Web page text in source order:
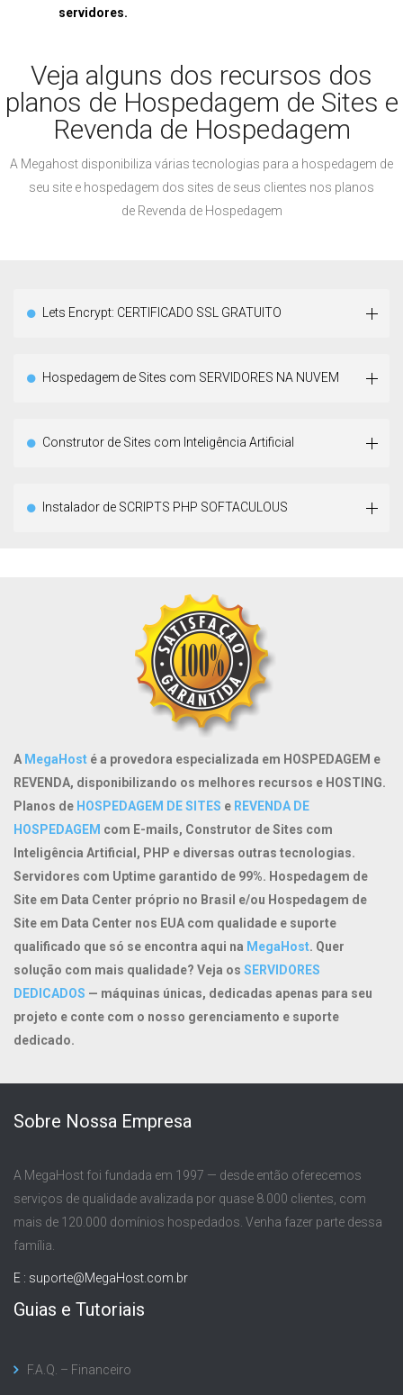
servidores.
Veja alguns dos recursos dos
planos de Hospedagem de Sites e
Revenda de Hospedagem
A Megahost disponibiliza várias tecnologias para a hospedagem de
seu site e hospedagem dos sites de seus clientes nos planos
de Revenda de Hospedagem
Lets Encrypt: CERTIFICADO SSL GRATUITO
Hospedagem de Sites com SERVIDORES NA NUVEM
Construtor de Sites com Inteligência Artificial
Instalador de SCRIPTS PHP SOFTACULOUS
A MegaHost é a provedora especializada em HOSPEDAGEM e
REVENDA, disponibilizando os melhores recursos e HOSTING.
Planos de HOSPEDAGEM DE SITES e REVENDA DE
HOSPEDAGEM com E-mails, Construtor de Sites com
Inteligência Artificial, PHP e diversas outras tecnologias.
Servidores com Uptime garantido de 99%. Hospedagem de
Site em Data Center próprio no Brasil e/ou Hospedagem de
Site em Data Center nos EUA com qualidade e suporte
qualificado que só se encontra aqui na MegaHost. Quer
solução com mais qualidade? Veja os SERVIDORES
DEDICADOS — máquinas únicas, dedicadas apenas para seu
projeto e conte com o nosso gerenciamento e suporte
dedicado.
Sobre Nossa Empresa
A MegaHost foi fundada em 1997 — desde então oferecemos
serviços de qualidade avalizada por quase 8.000 clientes, com
mais de 120.000 domínios hospedados. Venha fazer parte dessa
família.
E : suporte@MegaHost.com.br
Guias e Tutoriais
F.A.Q. – Financeiro